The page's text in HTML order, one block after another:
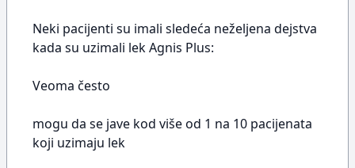
Neki pacijenti su imali sledeća neželjena dejstva
kada su uzimali lek Agnis Plus:
Veoma često
mogu da se jave kod više od 1 na 10 pacijenata
koji uzimaju lek